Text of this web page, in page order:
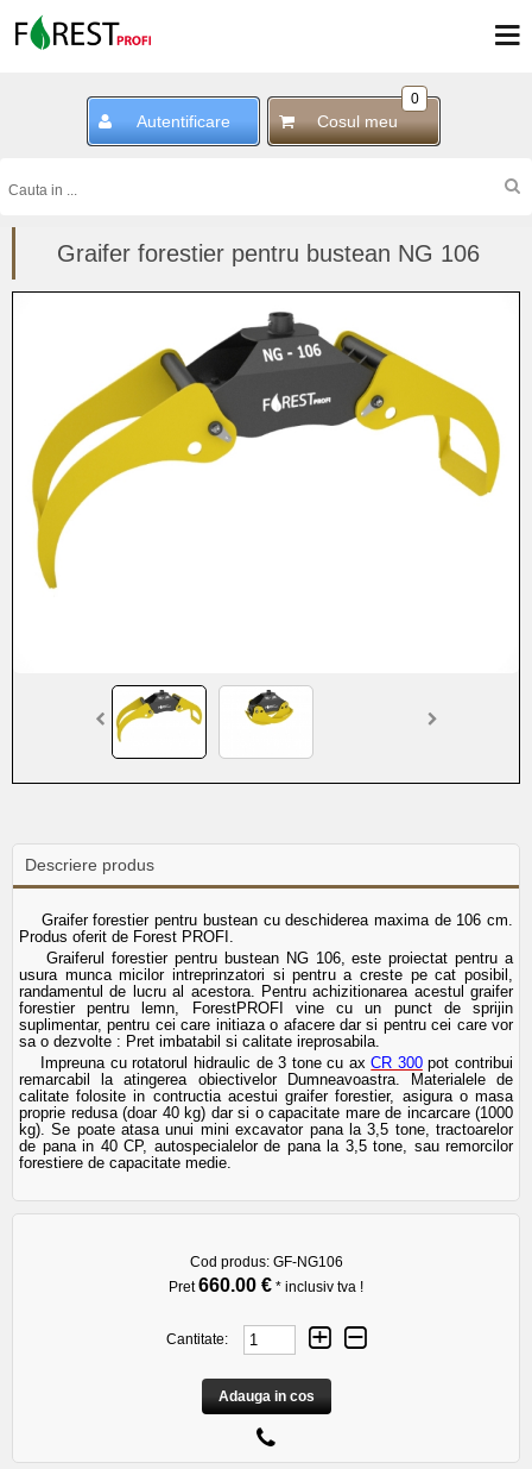
Autentificare
0
Cosul meu
Graifer forestier pentru bustean NG 106
Descriere produs
Graifer forestier pentru bustean cu deschiderea maxima de 106 cm.
Produs oferit de Forest PROFI.
Graiferul forestier pentru bustean NG 106, este proiectat pentru a
usura munca micilor intreprinzatori si pentru a creste pe cat posibil,
randamentul de lucru al acestora. Pentru achizitionarea acestul graifer
forestier pentru lemn, ForestPROFI vine cu un punct de sprijin
suplimentar, pentru cei care initiaza o afacere dar si pentru cei care vor
sa o dezvolte : Pret imbatabil si calitate ireprosabila.
Impreuna cu rotatorul hidraulic de 3 tone cu axCR 300pot contribui
remarcabil la atingerea obiectivelor Dumneavoastra. Materialele de
calitate folosite in contructia acestui graifer forestier, asigura o masa
proprie redusa (doar 40 kg) dar si o capacitate mare de incarcare (1000
kg). Se poate atasa unui mini excavator pana la 3,5 tone, tractoarelor
de pana in 40 CP, autospecialelor de pana la 3,5 tone, sau remorcilor
forestiere de capacitate medie.
Cod produs: GF-NG106
Pret660.00 € * inclusiv tva !
Cantitate:
Adauga in cos